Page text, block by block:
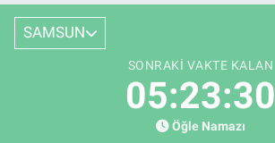
SAMSUN
SONRAKI VAKTE KALAN
05:23:29
Öğle Namazı